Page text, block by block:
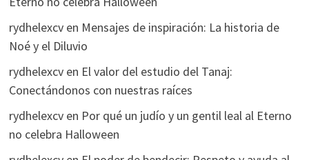
rydhelexcven Mensajes de inspiración: La historia de
Noé y el Diluvio
rydhelexcven El valor del estudio del Tanaj:
Conectándonos con nuestras raíces
rydhelexcven Por qué un judío y un gentil leal al Eterno
no celebra Halloween